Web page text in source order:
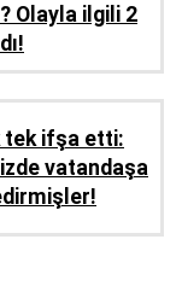
Olayla ilgili 2
tek ifşa etti:
vatandaşa